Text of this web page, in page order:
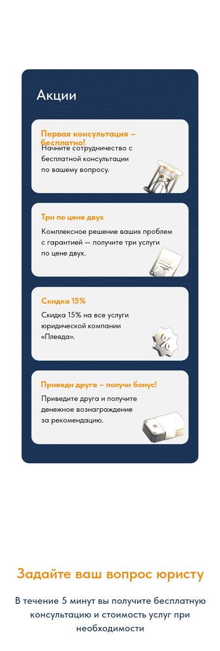
Акции
Первая консультация –
бесплатно!
Начните сотрудничество с
бесплатной консультации
по вашему вопросу.
Три по цене двух
Комплексное решение ваших проблем
с гарантией — получите три услуги
по цене двух.
Приведи друга – получи бонус!
Приведите друга и получите
денежное вознаграждение
за рекомендацию.
Скидка 15%
Скидка 15% на все услуги
юридической компании
«Плеяда».
Задайте ваш вопрос юристу
В течение 5 минут вы получите бесплатную
консультацию и стоимость услуг при
необходимости